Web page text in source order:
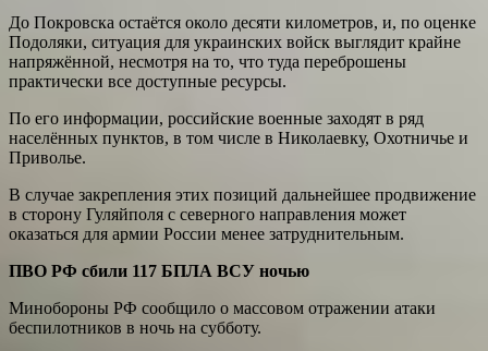
До Покровска остаётся около десяти километров, и, по оценке
Подоляки, ситуация для украинских войск выглядит крайне
напряжённой, несмотря на то, что туда переброшены
практически все доступные ресурсы.
По его информации, российские военные заходят в ряд
населённых пунктов, в том числе в Николаевку, Охотничье и
Приволье.
В случае закрепления этих позиций дальнейшее продвижение
в сторону Гуляйполя с северного направления может
оказаться для армии России менее затруднительным.
ПВО РФ сбили 117 БПЛА ВСУ ночью
Минобороны РФ сообщило о массовом отражении атаки
беспилотников в ночь на субботу.